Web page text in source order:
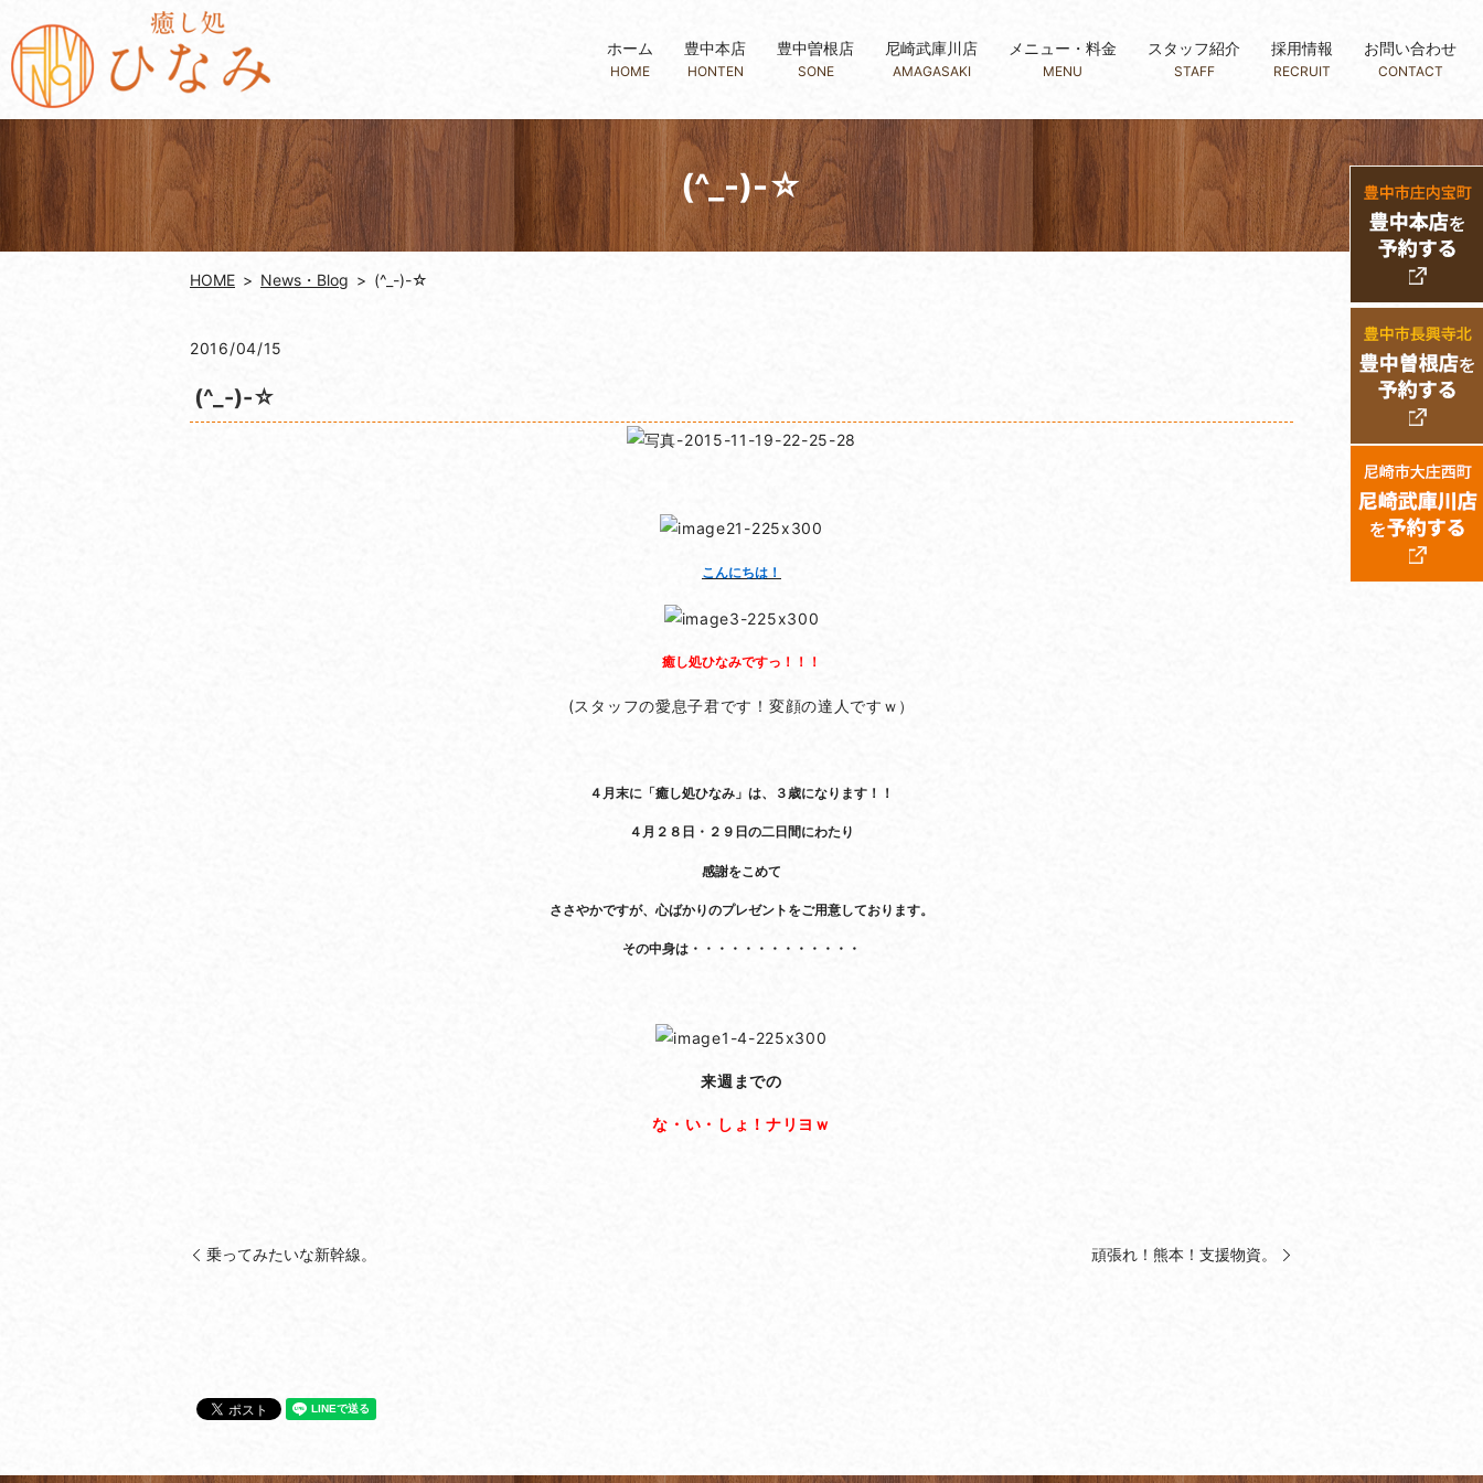
ホーム
HOME
豊中本店
HONTEN
豊中曽根店
SONE
尼崎武庫川店
AMAGASAKI
メニュー・料金
MENU
スタッフ紹介
STAFF
採用情報
RECRUIT
お問い合わせ
CONTACT
(^_-)-☆
HOME News・Blog (^_-)-☆
2016/04/15
(^_-)-☆
こんにちは！
癒し処ひなみですっ！！！
(スタッフの愛息子君です！変顔の達人ですｗ）
４月末に「癒し処ひなみ」は、３歳になります！！
４月２８日・２９日の二日間にわたり
感謝をこめて
ささやかですが、心ばかりのプレゼントをご用意しております。
その中身は・・・・・・・・・・・・・
来週までの
な・い・しょ！ナリヨｗ
乗ってみたいな新幹線。 頑張れ！熊本！支援物資。